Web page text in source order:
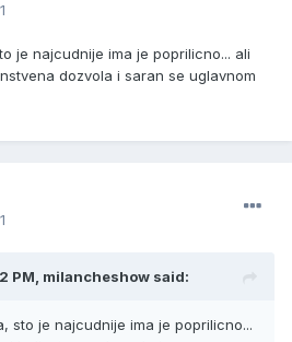
je najcudnije ima je poprilicno... ali
dozvola i saran se uglavnom
PM, milancheshow said:
sto je najcudnije ima je poprilicno...